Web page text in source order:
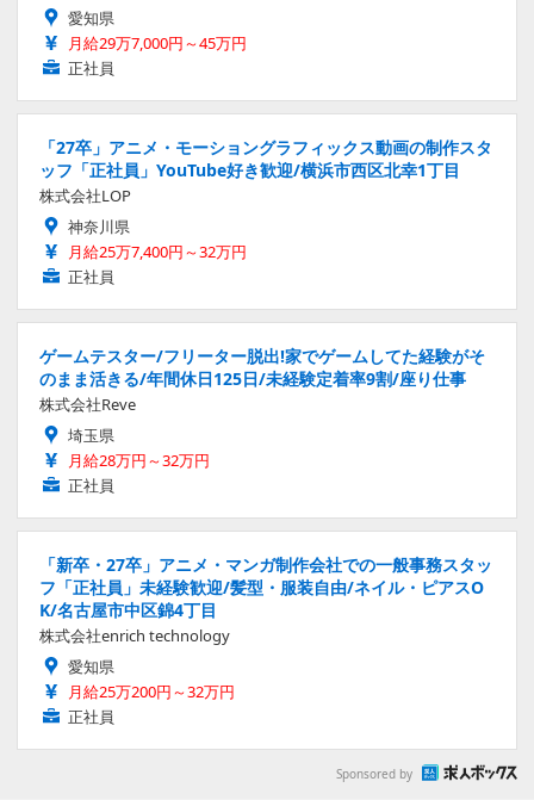
愛知県
月給29万7,000円～45万円
正社員
「27卒」アニメ・モーショングラフィックス動画の制作スタ
ッフ「正社員」YouTube好き歓迎/横浜市西区北幸1丁目
株式会社LOP
神奈川県
月給25万7,400円～32万円
正社員
ゲームテスター/フリーター脱出!家でゲームしてた経験がそ
のまま活きる/年間休日125日/未経験定着率9割/座り仕事
株式会社Reve
埼玉県
月給28万円～32万円
正社員
「新卒・27卒」アニメ・マンガ制作会社での一般事務スタッ
フ「正社員」未経験歓迎/髪型・服装自由/ネイル・ピアスO
K/名古屋市中区錦4丁目
株式会社enrich technology
愛知県
月給25万200円～32万円
正社員
Sponsored by